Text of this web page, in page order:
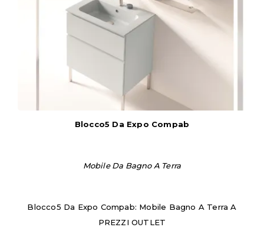
Blocco5 Da Expo Compab
Mobile Da Bagno A Terra
Blocco5 Da Expo Compab: Mobile Bagno A Terra A
PREZZI OUTLET